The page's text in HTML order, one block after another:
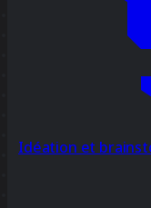
Idéation et